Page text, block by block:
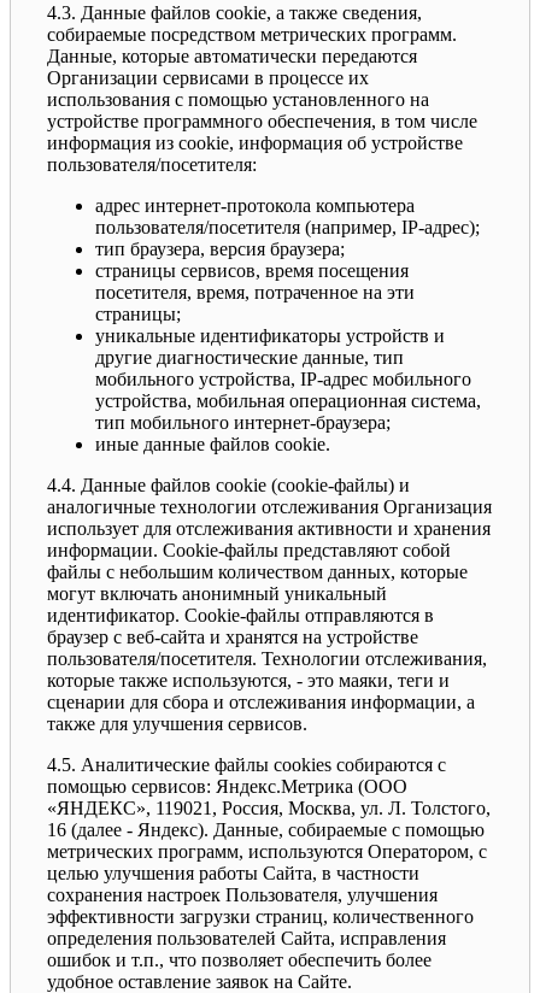
4.3. Данные файлов cookie, а также сведения,
собираемые посредством метрических программ.
Данные, которые автоматически передаются
Организации сервисами в процессе их
использования с помощью установленного на
устройстве программного обеспечения, в том числе
информация из cookie, информация об устройстве
пользователя/посетителя:
адрес интернет-протокола компьютера
пользователя/посетителя (например, IP-адрес);
тип браузера, версия браузера;
страницы сервисов, время посещения
посетителя, время, потраченное на эти
страницы;
уникальные идентификаторы устройств и
другие диагностические данные, тип
мобильного устройства, IP-адрес мобильного
устройства, мобильная операционная система,
тип мобильного интернет-браузера;
иные данные файлов cookie.
4.4. Данные файлов cookie (сookie-файлы) и
аналогичные технологии отслеживания Организация
использует для отслеживания активности и хранения
информации. Сookie-файлы представляют собой
файлы с небольшим количеством данных, которые
могут включать анонимный уникальный
идентификатор. Cookie-файлы отправляются в
браузер с веб-сайта и хранятся на устройстве
пользователя/посетителя. Технологии отслеживания,
которые также используются, - это маяки, теги и
сценарии для сбора и отслеживания информации, а
также для улучшения сервисов.
4.5. Аналитические файлы cookies собираются с
помощью сервисов: Яндекс.Метрика (ООО
«ЯНДЕКС», 119021, Россия, Москва, ул. Л. Толстого,
16 (далее - Яндекс). Данные, собираемые с помощью
метрических программ, используются Оператором, с
целью улучшения работы Сайта, в частности
сохранения настроек Пользователя, улучшения
эффективности загрузки страниц, количественного
определения пользователей Сайта, исправления
ошибок и т.п., что позволяет обеспечить более
удобное оставление заявок на Сайте.